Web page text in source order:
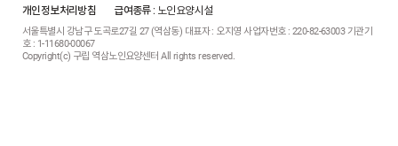
개인정보처리방침
급여종류 : 노인요양시설
서울특별시 강남구 도곡로27길 27 (역삼동) 대표자 : 오지영 사업자번호 : 220-82-63003 기관기
호 : 1-11680-00067
Copyright(c) 구립 역삼노인요양센터 All rights reserved.